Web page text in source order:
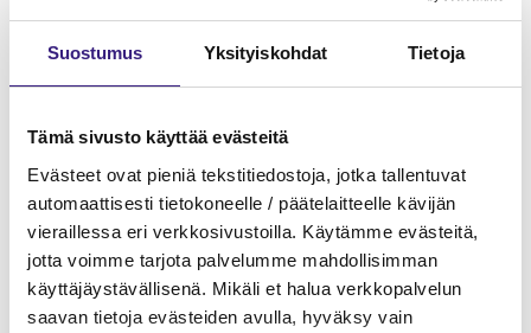
Suostumus Yksityiskohdat Tietoja
Tämä sivusto käyttää evästeitä
Evästeet ovat pieniä tekstitiedostoja, jotka tallentuvat
automaattisesti tietokoneelle / päätelaitteelle kävijän
vieraillessa eri verkkosivustoilla. Käytämme evästeitä,
jotta voimme tarjota palvelumme mahdollisimman
käyttäjäystävällisenä. Mikäli et halua verkkopalvelun
saavan tietoja evästeiden avulla, hyväksy vain
Osinkoverotuksen
erityiskysymykset
TOIMINIMI